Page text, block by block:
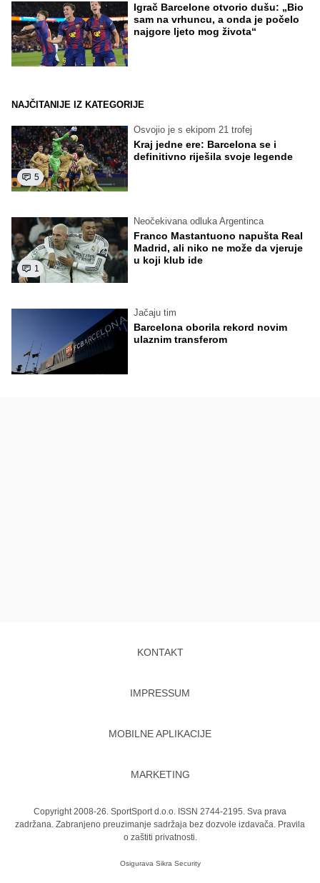
Igrač Barcelone otvorio dušu: „Bio
sam na vrhuncu, a onda je počelo
najgore ljeto mog života“
NAJČITANIJE IZ KATEGORIJE
5
Osvojio je s ekipom 21 trofej
Kraj jedne ere: Barcelona se i
definitivno riješila svoje legende
1
Neočekivana odluka Argentinca
Franco Mastantuono napušta Real
Madrid, ali niko ne može da vjeruje
u koji klub ide
Jačaju tim
Barcelona oborila rekord novim
ulaznim transferom
KONTAKT
IMPRESSUM
MOBILNE APLIKACIJE
MARKETING
Copyright 2008-26. SportSport d.o.o. ISSN 2744-2195. Sva prava
zadržana. Zabranjeno preuzimanje sadržaja bez dozvole izdavača. Pravila
o zaštiti privatnosti.
Osigurava Sikra Security